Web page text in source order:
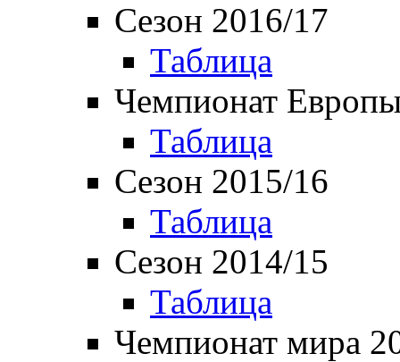
Сезон 2016/17
Таблица
Чемпионат
Таблица
Сезон 2015/16
Таблица
Сезон 2014/15
Таблица
Чемпионат мира